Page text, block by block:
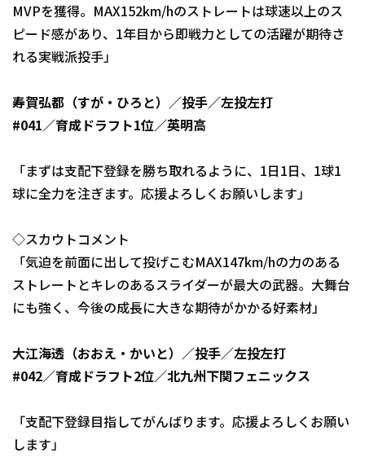
MVPを獲得。MAX152km/hのストレートは球速以上のス
ピード感があり、1年目から即戦力としての活躍が期待さ
れる実戦派投手」
寿賀弘都（すが・ひろと）／投手／左投左打
#041／育成ドラフト1位／英明高
「まずは支配下登録を勝ち取れるように、1日1日、1球1
球に全力を注ぎます。応援よろしくお願いします」
◇スカウトコメント
「気迫を前面に出して投げこむMAX147km/hの力のある
ストレートとキレのあるスライダーが最大の武器。大舞台
にも強く、今後の成長に大きな期待がかかる好素材」
大江海透（おおえ・かいと）／投手／左投左打
#042／育成ドラフト2位／北九州下関フェニックス
「支配下登録目指してがんばります。応援よろしくお願い
します」